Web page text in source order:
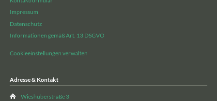
Impressum
Datenschutz
Informationen gemäß Art. 13 DSGVO
Cookieeinstellungen verwalten
Adresse & Kontakt
Wieshuberstraße 3